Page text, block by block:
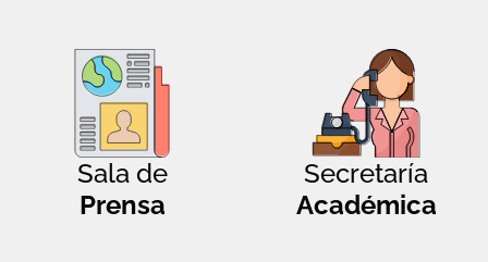
Sala de
Prensa
Secretaría
Académica